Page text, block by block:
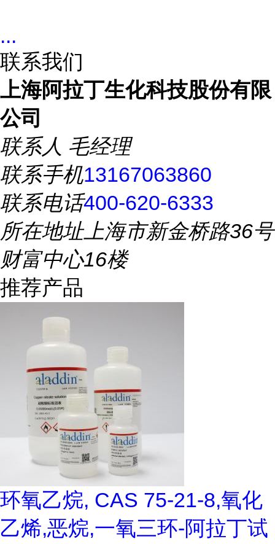
...
联系我们
上海阿拉丁生化科技股份有限
公司
联系人 毛经理
联系手机13167063860
联系电话400-620-6333
所在地址上海市新金桥路36号
财富中心16楼
推荐产品
环氧乙烷, CAS 75-21-8,氧化
乙烯,恶烷,一氧三环-阿拉丁试